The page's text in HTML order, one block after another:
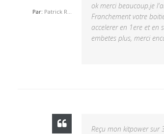
Par: Patrick R...
ok merci beaucoup.je
Franchement votre
accelerer en 1ere et
embetes plus, merci
Reçu mon kitpower sur